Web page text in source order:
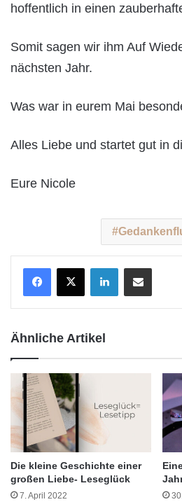
hoffentlich in einen
Somit sagen wir ihm Auf
nächsten Jahr.
Was war in eurem Mai
Alles Liebe und startet gut in
Eure Nicole
LinkedInTeile per E-Mail
Ähnliche Artikel
Die kleine Geschichte einer
großen Liebe- Leseglück
7. April 2022